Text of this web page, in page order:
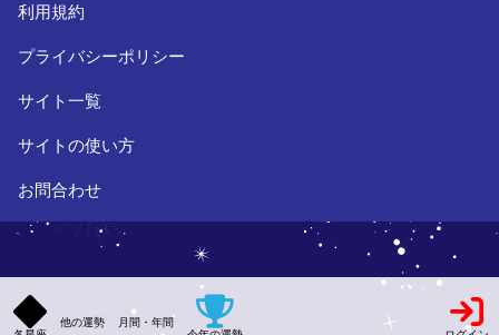
利用規約
プライバシーポリシー
サイト一覧
サイトの使い方
お問合わせ
他の運勢
月間・年間